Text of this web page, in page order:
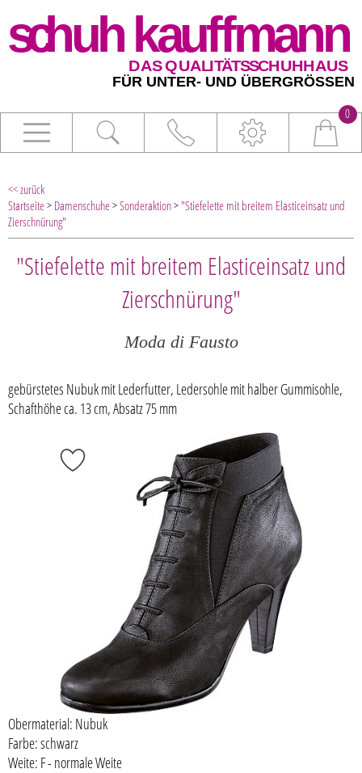
0
<< zurück
Startseite> Damenschuhe>Sonderaktion> "Stiefelette mit breitem Elasticeinsatz und
Zierschnürung"
"Stiefelette mit breitem Elasticeinsatz und
Zierschnürung"
Moda di Fausto
gebürstetes Nubuk mit Lederfutter, Ledersohle mit halber Gummisohle,
Schafthöhe ca. 13 cm, Absatz 75 mm
Obermaterial: Nubuk
Farbe: schwarz
Weite: F - normale Weite